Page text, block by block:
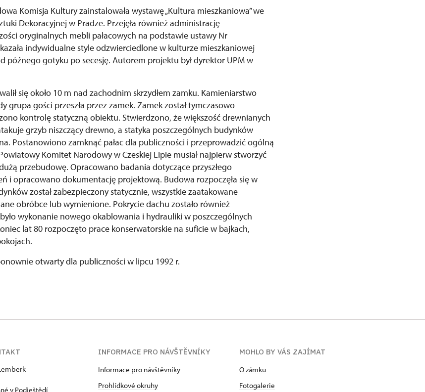
Komisja Kultury zainstalowała wystawę „Kultura mieszkaniowa” we
Dekoracyjnej w Pradze. Przejęła również administrację
oryginalnych mebli pałacowych na podstawie ustawy Nr
indywidualne style odzwierciedlone w kulturze mieszkaniowej
późnego gotyku po secesję. Autorem projektu był dyrektor UPM w
się około 10 m nad zachodnim skrzydłem zamku. Kamieniarstwo
grupa gości przeszła przez zamek. Zamek został tymczasowo
kontrolę statyczną obiektu. Stwierdzono, że większość drewnianych
grzyb niszczący drewno, a statyka poszczególnych budynków
Postanowiono zamknąć pałac dla publiczności i przeprowadzić ogólną
Komitet Narodowy w Czeskiej Lipie musiał najpierw stworzyć
przebudowę. Opracowano badania dotyczące przyszłego
i opracowano dokumentację projektową. Budowa rozpoczęła się w
został zabezpieczony statycznie, wszystkie zaatakowane
obróbce lub wymienione. Pokrycie dachu zostało również
wykonanie nowego okablowania i hydrauliki w poszczególnych
lat 80 rozpoczęto prace konserwatorskie na suficie w bajkach,
otwarty dla publiczności w lipcu 1992 r.
v Podještědí
INFORMACE PRO NÁVŠTĚVNÍKY
Informace pro návštěvníky
Prohlídkové okruhy
MOHLO BY VÁS ZAJÍMAT
O zámku
Fotogalerie